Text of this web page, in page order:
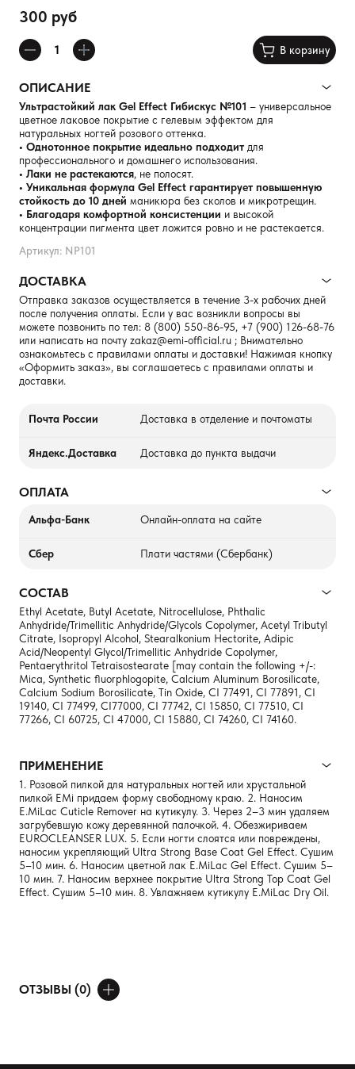
300 руб
В корзину
ОПИСАНИЕ
Ультрастойкий лак Gel Effect Гибискус №101 – универсальное
цветное лаковое покрытие с гелевым эффектом для
натуральных ногтей розового оттенка.
• Однотонное покрытие идеально подходит для
профессионального и домашнего использования.
• Лаки не растекаются, не полосят.
• Уникальная формула Gel Effect гарантирует повышенную
стойкость до 10 дней маникюра без сколов и микротрещин.
• Благодаря комфортной консистенции и высокой
концентрации пигмента цвет ложится ровно и не растекается.
Артикул: NP101
ДОСТАВКА
Отправка заказов осуществляется в течение 3-х рабочих дней
после получения оплаты. Если у вас возникли вопросы вы
можете позвонить по тел: 8 (800) 550-86-95, +7 (900) 126-68-76
или написать на почту zakaz@emi-official.ru ; Внимательно
ознакомьтесь с правилами оплаты и доставки! Нажимая кнопку
«Оформить заказ», вы соглашаетесь с правилами оплаты и
доставки.
Почта России Доставка в отделение и почтоматы
Яндекс.Доставка Доставка до пункта выдачи
ОПЛАТА
Альфа-Банк Онлайн-оплата на сайте
Сбер Плати частями (Сбербанк)
СОСТАВ
Ethyl Acetate, Butyl Acetate, Nitrocellulose, Phthalic
Anhydride/Trimellitic Anhydride/Glycols Copolymer, Acetyl Tributyl
Citrate, Isopropyl Alcohol, Stearalkonium Hectorite, Adipic
Acid/Neopentyl Glycol/Trimellitic Anhydride Copolymer,
Pentaerythritol Tetraisostearate [may contain the following +/-:
Mica, Synthetic fluorphlogopite, Calcium Aluminum Borosilicate,
Calcium Sodium Borosilicate, Tin Oxide, CI 77491, CI 77891, CI
19140, CI 77499, CI77000, CI 77742, CI 15850, CI 77510, CI
77266, CI 60725, CI 47000, CI 15880, CI 74260, CI 74160.
ПРИМЕНЕНИЕ
1. Розовой пилкой для натуральных ногтей или хруcтальной
пилкой EMi придаем форму свободному краю. 2. Наносим
E.MiLaс Cuticle Remover на кутикулу. 3. Через 2–3 мин удаляем
загрубевшую кожу деревянной палочкой. 4. Обезжириваем
EUROCLEANSER LUX. 5. Если ногти слоятся или повреждены,
наносим укрепляющий Ultra Strong Base Coat Gel Effect. Сушим
5–10 мин. 6. Наносим цветной лак E.MiLac Gel Effect. Сушим 5–
10 мин. 7. Наносим верхнее покрытие Ultra Strong Top Coat Gel
Effect. Сушим 5–10 мин. 8. Увлажняем кутикулу E.MiLaс Dry Oil.
ОТЗЫВЫ (0)
ДОБАВИТЬ ОТЗЫВ